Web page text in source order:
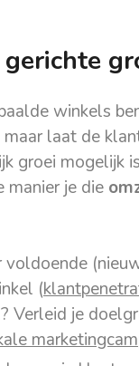
gerichte
winkels
laat de
groei mogelijk
manier je die
voldoende
(
Verleid je